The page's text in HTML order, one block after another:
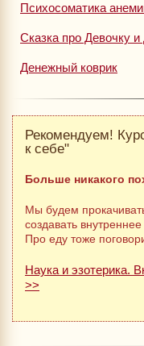
Психосоматика
Сказка про Девочку
Денежный коврик
Рекомендуем!
к себе"
Больше никакого
Мы будем
создавать
Про еду тоже
Наука и эзотерика.
>>